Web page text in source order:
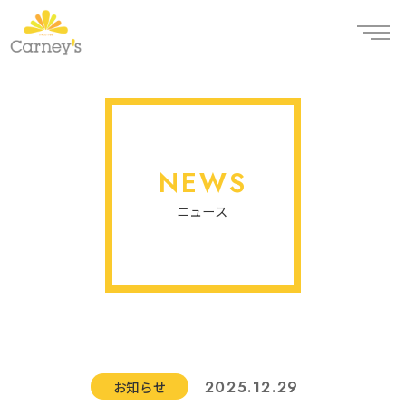
NEWS
ニュース
2025.12.29
お知らせ